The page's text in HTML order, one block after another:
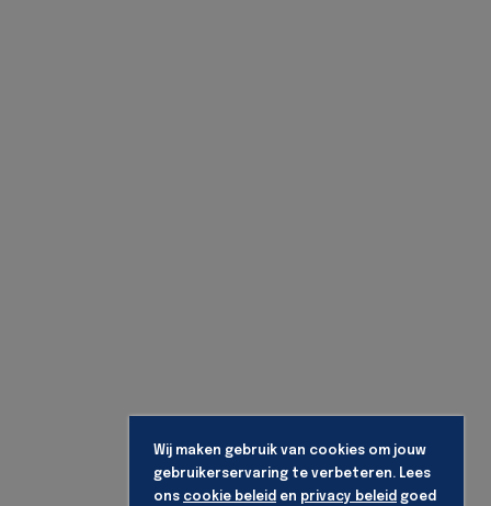
Wij maken gebruik van cookies om jouw
gebruikerservaring te verbeteren. Lees
ons cookie beleid en privacy beleid goed